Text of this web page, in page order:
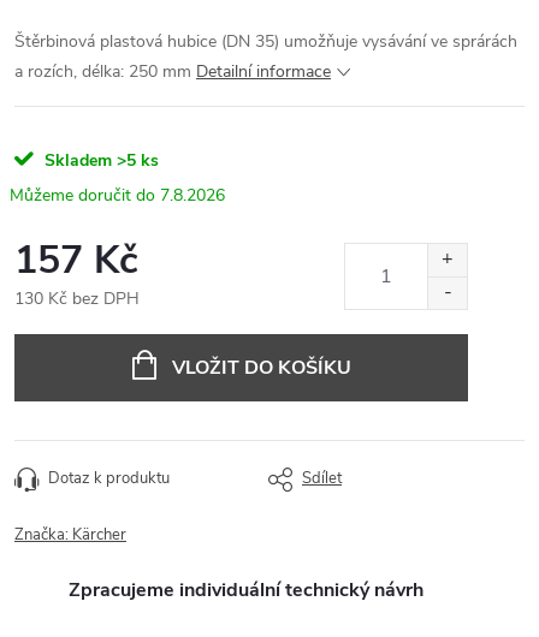
Štěrbinová plastová hubice (DN 35) umožňuje vysávání ve sprárách
a rozích, délka: 250 mm Detailní informace
Skladem >5 ks
7.8.2026
157 Kč
130 Kč bez DPH
VLOŽIT DO KOŠÍKU
Dotaz k produktu Sdílet
Značka: Kärcher
Zpracujeme individuální technický návrh